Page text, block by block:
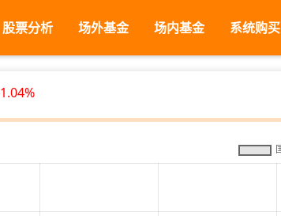
股票分析 场外基金 场内基金 系统购买